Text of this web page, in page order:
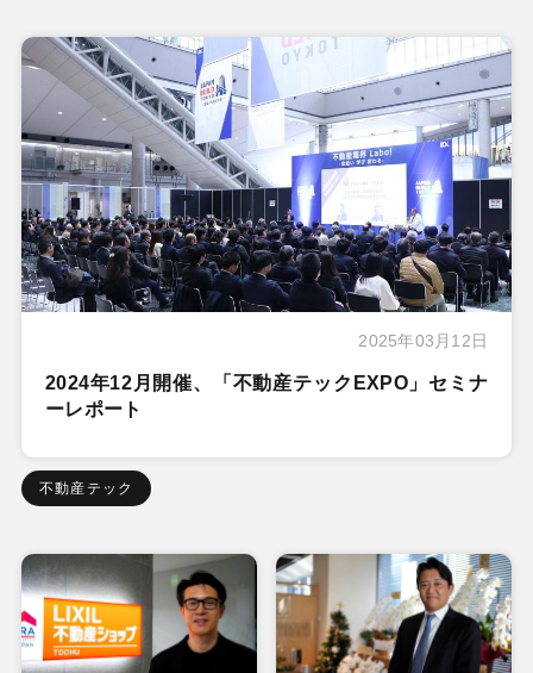
2025年03月12日
2024年12月開催、「不動産テックEXPO」セミナ
ーレポート
不動産テック